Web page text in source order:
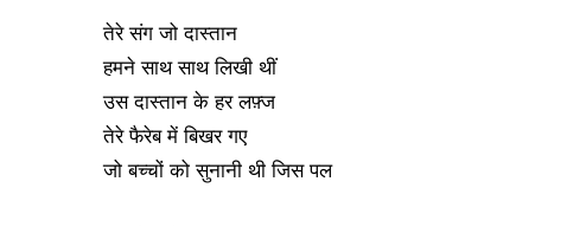
तेरे संग जो दास्तान
हमने साथ साथ लिखी थीं
उस दास्तान के हर लफ़्ज
तेरे फैरेब में बिखर गए
जो बच्चों को सुनानी थी जिस पल